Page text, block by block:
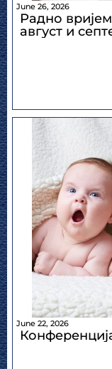
June 26, 2026
Радно
август и
June 22, 2026